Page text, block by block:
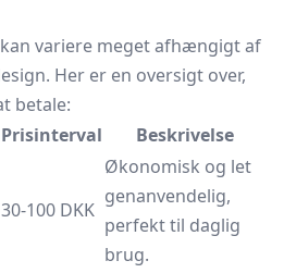
variere meget afhængigt af
Her er en oversigt over,
betale:
Prisinterval Beskrivelse
30-100 DKK
Økonomisk og let
genanvendelig,
perfekt til daglig
brug.